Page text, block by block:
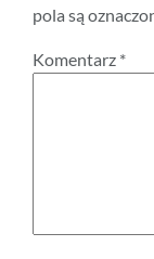
pola są
Komentarz *